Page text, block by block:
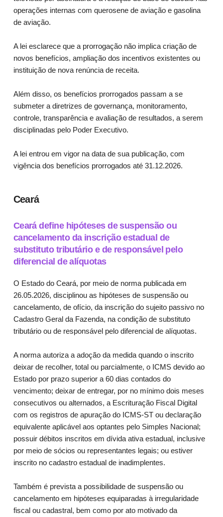
operações internas com querosene de aviação e gasolina
de aviação.
A lei esclarece que a prorrogação não implica criação de
novos benefícios, ampliação dos incentivos existentes ou
instituição de nova renúncia de receita.
Além disso, os benefícios prorrogados passam a se
submeter a diretrizes de governança, monitoramento,
controle, transparência e avaliação de resultados, a serem
disciplinadas pelo Poder Executivo.
A lei entrou em vigor na data de sua publicação, com
vigência dos benefícios prorrogados até 31.12.2026.
Ceará
Ceará define hipóteses de suspensão ou
cancelamento da inscrição estadual de
substituto tributário e de responsável pelo
diferencial de alíquotas
O Estado do Ceará, por meio de norma publicada em
26.05.2026, disciplinou as hipóteses de suspensão ou
cancelamento, de ofício, da inscrição do sujeito passivo no
Cadastro Geral da Fazenda, na condição de substituto
tributário ou de responsável pelo diferencial de alíquotas.
A norma autoriza a adoção da medida quando o inscrito
deixar de recolher, total ou parcialmente, o ICMS devido ao
Estado por prazo superior a 60 dias contados do
vencimento; deixar de entregar, por no mínimo dois meses
consecutivos ou alternados, a Escrituração Fiscal Digital
com os registros de apuração do ICMS-ST ou declaração
equivalente aplicável aos optantes pelo Simples Nacional;
possuir débitos inscritos em dívida ativa estadual, inclusive
por meio de sócios ou representantes legais; ou estiver
inscrito no cadastro estadual de inadimplentes.
Também é prevista a possibilidade de suspensão ou
cancelamento em hipóteses equiparadas à irregularidade
fiscal ou cadastral, bem como por ato motivado da